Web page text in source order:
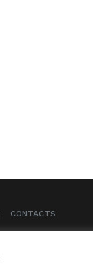
CONTACTS